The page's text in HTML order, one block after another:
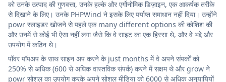
को उनके उत्पाद की गुणवत्ता, उनके हल्के और एर्गोनोमिक डिज़ाइन, एक आकर्षक तरीके
से दिखाने के लिए। उनके PHPWind ने इसके लिए पर्याप्त समाधान नहीं दिया। उन्होंने
powr स्लाइडर खोजने से पहले एक many different options की कोशिश की
और उनमें से कोई भी ऐसा नहीं लगा जैसे कि वे साइट का एक हिस्सा थे, और वे भद्दे और
उपयोग में कठिन थे।
पॉवर पॉपअप के साथ साइन अप करने के just months में वे अपने संपर्कों को
250% से अधिक (600 से अधिक वास्तविक संपर्क) करने में सक्षम थे और grow ने
powr सोशल का उपयोग करके अपने सोशल मीडिया को 6000 से अधिक अनुयायियों